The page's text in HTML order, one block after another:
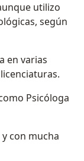
utilizo
según
en varias
Psicóloga
con mucha